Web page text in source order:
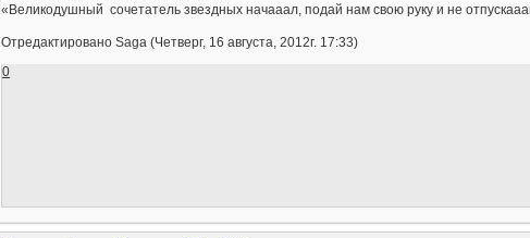
«Великодушный сочетатель звездных начааал, подай нам свою руку и не
Отредактировано Saga (Четверг, 16 августа, 2012г. 17:33)
0